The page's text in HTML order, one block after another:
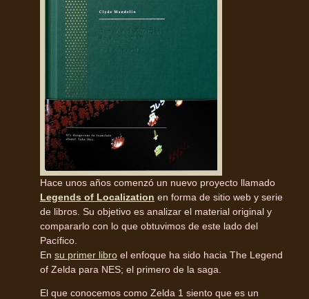
Hace unos años comenzó un nuevo proyecto llamado
Legends of Localization en forma de sitio web y serie
de libros. Su objetivo es analizar el material original y
compararlo con lo que obtuvimos de este lado del
Pacífico.
En su primer libro el enfoque ha sido hacia The Legend
of Zelda para NES; el primero de la saga.
El que conocemos como Zelda 1 siento que es un